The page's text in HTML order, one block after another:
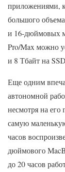
приложениями,
большого
и 16-дюймовых
Pro/Max можно
и 8 Тбайт на
Еще одним
автономной
несмотря на его
самую
часов
дюймового
до 20 часов